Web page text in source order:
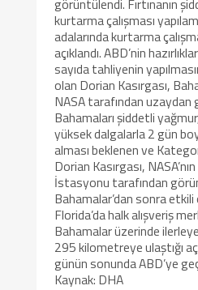
kurtarma çalışması
adalarında kurtarma
açıklandı. ABD’nin
sayıda tahliyenin
olan Dorian Kasırgası,
NASA tarafından uzaydan
Bahamaları şiddetli
yüksek dalgalarla 2 gün
alması beklenen ve
Dorian Kasırgası,
İstasyonu tarafından
Bahamalar’dan sonra etkili
Florida’da halk alışveriş
Bahamalar üzerinde
295 kilometreye ulaştığı
günün sonunda ABD’ye
Kaynak: DHA